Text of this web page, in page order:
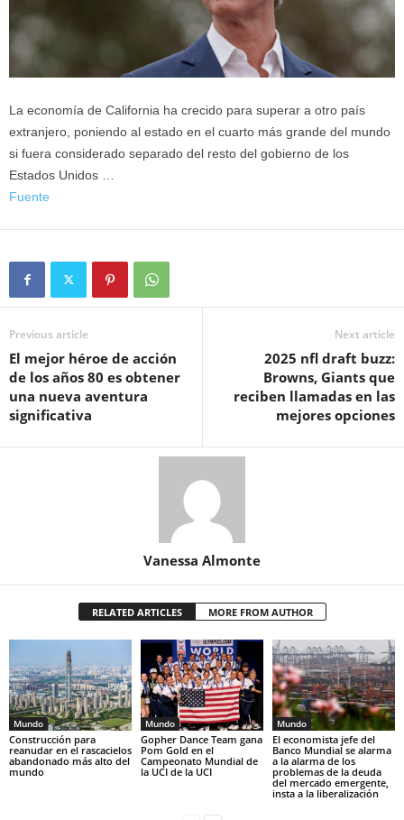
La economía de California ha crecido para superar a otro país
extranjero, poniendo al estado en el cuarto más grande del mundo
si fuera considerado separado del resto del gobierno de los
Estados Unidos …
Fuente
Previous article
El mejor héroe de acción
de los años 80 es obtener
una nueva aventura
significativa
Next article
2025 nfl draft buzz:
Browns, Giants que
reciben llamadas en las
mejores opciones
Vanessa Almonte
RELATED ARTICLES MORE FROM AUTHOR
Mundo
Construcción para
reanudar en el rascacielos
abandonado más alto del
mundo
Mundo
Gopher Dance Team gana
Pom Gold en el
Campeonato Mundial de
la UCI de la UCI
Mundo
El economista jefe del
Banco Mundial se alarma
a la alarma de los
problemas de la deuda
del mercado emergente,
insta a la liberalización